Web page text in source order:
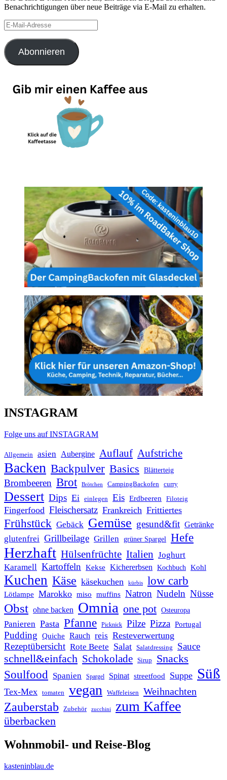
Benachrichtigungen über neue Beiträge via E-Mail zu erhalten.
E-
Mail-
Adresse
Abonnieren
INSTAGRAM
Folge uns auf INSTAGRAM
Allgemein asien Aubergine Auflauf Aufstriche
Backen Backpulver Basics Blätterteig
Brombeeren Brot Brötchen CampingBackofen curry
Dessert Dips Ei einlegen Eis Erdbeeren Filoteig
Fingerfood Fleischersatz Frankreich Frittiertes
Frühstück Gebäck Gemüse gesund&fit Getränke
glutenfrei Grillbeilage Grillen grüner Spargel Hefe
Herzhaft Hülsenfrüchte Italien Joghurt
Karamell Kartoffeln Kekse Kichererbsen Kochbuch Kohl
Kuchen Käse käsekuchen kürbis low carb
Lötlampe Marokko miso muffins Natron Nudeln Nüsse
Obst ohne backen Omnia one pot Osteuropa
Panieren Pasta Pfanne Picknick Pilze Pizza Portugal
Pudding Quiche Rauch reis Resteverwertung
Rezeptübersicht Rote Beete Salat Salatdressing Sauce
schnell&einfach Schokolade Sirup Snacks
Soulfood Spanien Spargel Spinat streetfood Suppe Süß
Tex-Mex tomaten vegan Waffeleisen Weihnachten
Zauberstab Zubehör zucchini zum Kaffee
überbacken
Wohnmobil- und Reise-Blog
kasteninblau.de